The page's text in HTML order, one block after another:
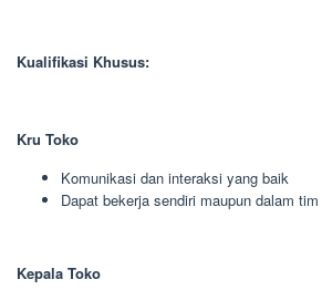
Kualifikasi Khusus:
Kru Toko
Komunikasi dan interaksi yang baik
Dapat bekerja sendiri maupun dalam tim
Kepala Toko